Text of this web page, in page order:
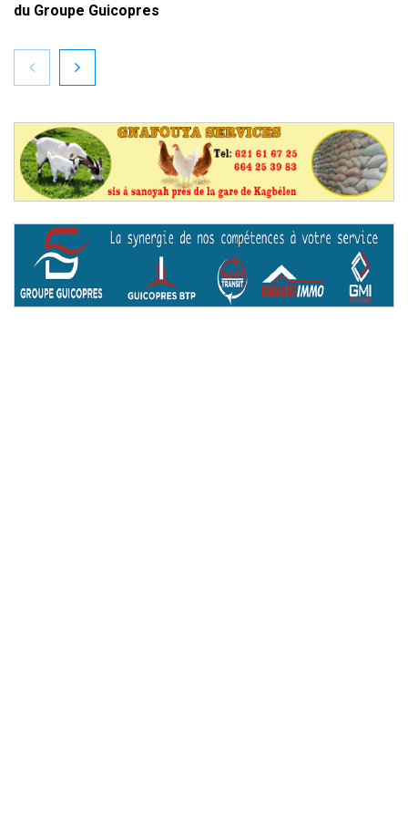
du Groupe Guicopres